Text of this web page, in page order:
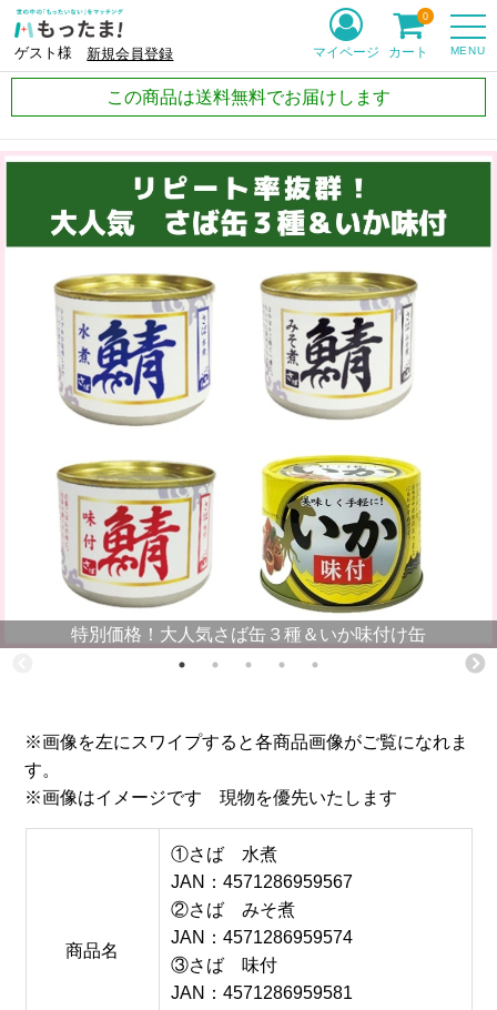
ゲスト様 新規会員登録 MENU
マイページ カート
0
この商品は送料無料でお届けします
特別価格！大人気さば缶３種＆いか味付け缶
※画像を左にスワイプすると各商品画像がご覧になれま
す。
※画像はイメージです 現物を優先いたします
商品名
①さば 水煮
JAN：4571286959567
②さば みそ煮
JAN：4571286959574
③さば 味付
JAN：4571286959581